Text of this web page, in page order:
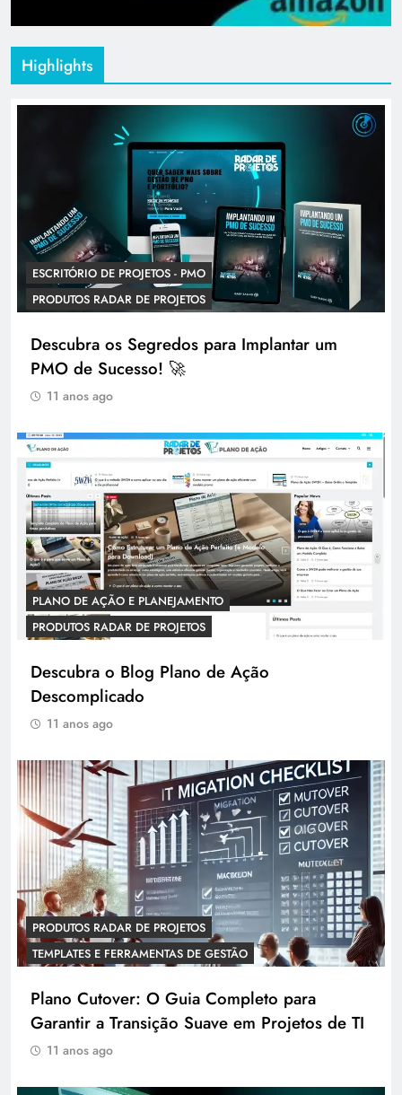
Highlights
ESCRITÓRIO DE PROJETOS - PMO
PRODUTOS RADAR DE PROJETOS
Descubra os Segredos para Implantar um
PMO de Sucesso! 🚀
11 anos ago
PLANO DE AÇÃO E PLANEJAMENTO
PRODUTOS RADAR DE PROJETOS
Descubra o Blog Plano de Ação
Descomplicado
11 anos ago
PRODUTOS RADAR DE PROJETOS
TEMPLATES E FERRAMENTAS DE GESTÃO
Plano Cutover: O Guia Completo para
Garantir a Transição Suave em Projetos de TI
11 anos ago